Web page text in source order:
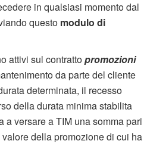
in qualsiasi momento dal
questo modulo di
attivi sul contrattopromozioni
da parte del cliente
determinata, il recesso
della durata minima stabilita
versare a TIM una somma pari
della promozione di cui ha